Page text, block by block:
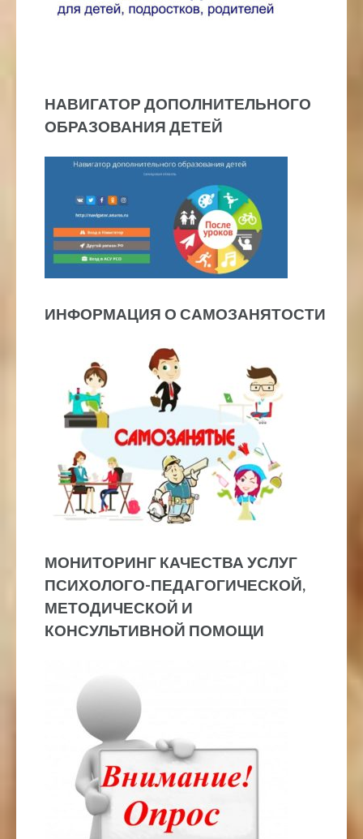
НАВИГАТОР ДОПОЛНИТЕЛЬНОГО
ОБРАЗОВАНИЯ ДЕТЕЙ
ИНФОРМАЦИЯ О САМОЗАНЯТОСТИ
МОНИТОРИНГ КАЧЕСТВА УСЛУГ
ПСИХОЛОГО-ПЕДАГОГИЧЕСКОЙ,
МЕТОДИЧЕСКОЙ И
КОНСУЛЬТИВНОЙ ПОМОЩИ